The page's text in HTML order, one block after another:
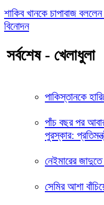
শাকিব খানকে চাপাবাজ
বিনোদন
সর্বশেষ - খেলাধুলা
পাকিস্তানকে
পাঁচ বছর পর
পুরস্কার:
নেইমারের
সেমির আশা